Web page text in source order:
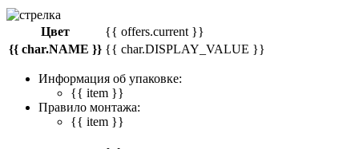
Цвет
{{ offers.current }}
{{ char.NAME }} {{ char.DISPLAY_VALUE }}
Информация об упаковке:
{{ item }}
Правило монтажа:
{{ item }}